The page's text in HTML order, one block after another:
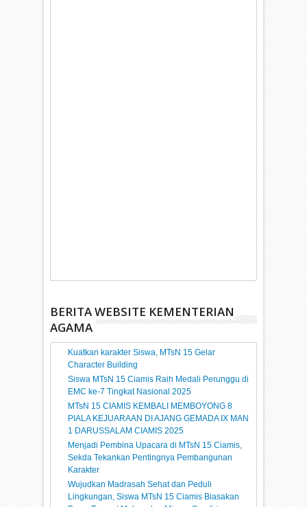
BERITA WEBSITE KEMENTERIAN
AGAMA
Kuatkan karakter Siswa, MTsN 15 Gelar
Character Building
Siswa MTsN 15 Ciamis Raih Medali Perunggu di
EMC ke-7 Tingkat Nasional 2025
MTsN 15 CIAMIS KEMBALI MEMBOYONG 8
PIALA KEJUARAAN DI AJANG GEMADA IX MAN
1 DARUSSALAM CIAMIS 2025
Menjadi Pembina Upacara di MTsN 15 Ciamis,
Sekda Tekankan Pentingnya Pembangunan
Karakter
Wujudkan Madrasah Sehat dan Peduli
Lingkungan, Siswa MTsN 15 Ciamis Biasakan